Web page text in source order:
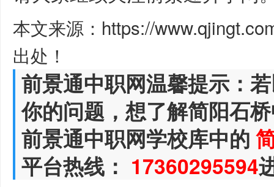
本文来源：https://
出处！
前景通中职网温馨提示：
你的问题，想了解简阳石
前景通中职网学校库中的
平台热线： 17360295594